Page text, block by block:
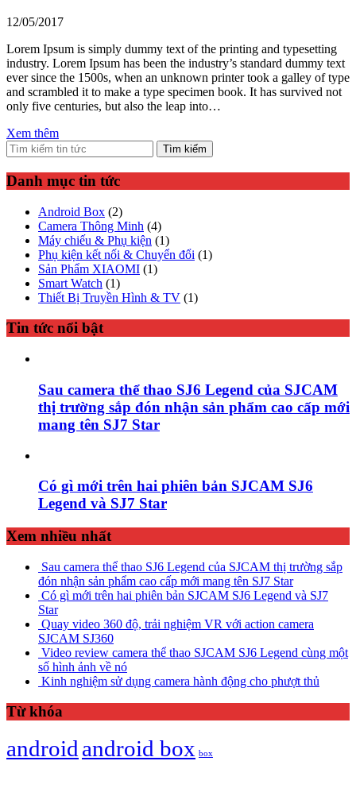
12/05/2017
Lorem Ipsum is simply dummy text of the printing and typesetting
industry. Lorem Ipsum has been the industry’s standard dummy text
ever since the 1500s, when an unknown printer took a galley of type
and scrambled it to make a type specimen book. It has survived not
only five centuries, but also the leap into…
Xem thêm
Tìm kiếm
Danh mục tin tức
Android Box (2)
Camera Thông Minh (4)
Máy chiếu & Phụ kiện (1)
Phụ kiện kết nối & Chuyển đổi (1)
Sản Phẩm XIAOMI (1)
Smart Watch (1)
Thiết Bị Truyền Hình & TV (1)
Tin tức nổi bật
Sau camera thể thao SJ6 Legend của SJCAM
thị trường sắp đón nhận sản phẩm cao cấp mới
mang tên SJ7 Star
Có gì mới trên hai phiên bản SJCAM SJ6
Legend và SJ7 Star
Xem nhiều nhất
Sau camera thể thao SJ6 Legend của SJCAM thị trường sắp
đón nhận sản phẩm cao cấp mới mang tên SJ7 Star
Có gì mới trên hai phiên bản SJCAM SJ6 Legend và SJ7
Star
Quay video 360 độ, trải nghiệm VR với action camera
SJCAM SJ360
Video review camera thể thao SJCAM SJ6 Legend cùng một
số hình ảnh về nó
Kinh nghiệm sử dụng camera hành động cho phượt thủ
Từ khóa
android android box box